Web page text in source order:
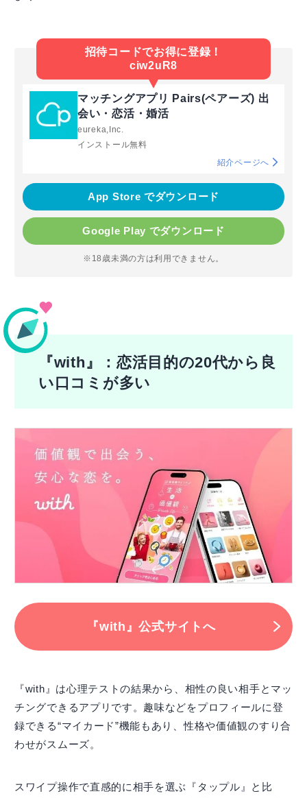
招待コードでお得に登録！
ciw2uR8
マッチングアプリ Pairs(ペアーズ) 出
会い・恋活・婚活
eureka,Inc.
インストール無料
紹介ページへ
App Store でダウンロード
Google Play でダウンロード
※18歳未満の方は利用できません。
『with』：恋活目的の20代から良
い口コミが多い
『with』公式サイトへ
『with』は心理テストの結果から、相性の良い相手とマッ
チングできるアプリです。趣味などをプロフィールに登
録できる“マイカード”機能もあり、性格や価値観のすり合
わせがスムーズ。
スワイプ操作で直感的に相手を選ぶ『タップル』と比